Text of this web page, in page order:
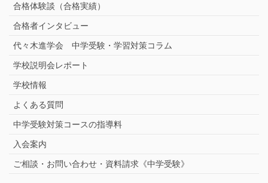
合格体験談（合格実績）
合格者インタビュー
代々木進学会 中学受験・学習対策コラム
学校説明会レポート
学校情報
よくある質問
中学受験対策コースの指導料
入会案内
ご相談・お問い合わせ・資料請求《中学受験》